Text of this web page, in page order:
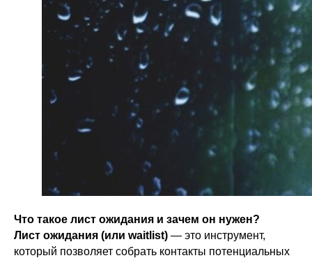
Что такое лист ожидания и зачем он нужен?
Лист ожидания (или waitlist) — это инструмент,
который позволяет собрать контакты потенциальных